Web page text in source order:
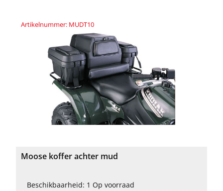
Artikelnummer: MUDT10
Moose koffer achter mud
Beschikbaarheid: 1 Op voorraad